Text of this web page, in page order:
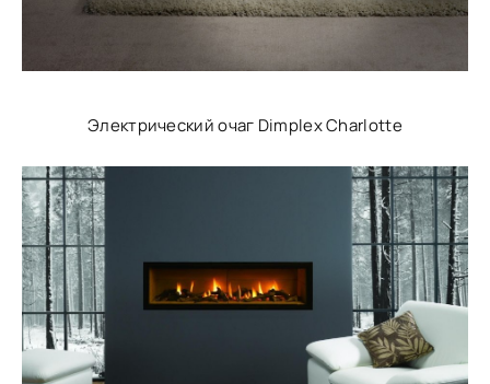
Электрический очаг Dimplex Charlotte